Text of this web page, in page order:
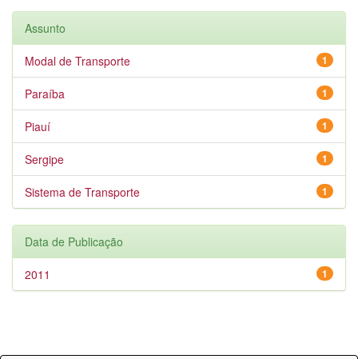
Assunto
1
Modal de Transporte
1
Paraíba
1
Piauí
1
Sergipe
1
Sistema de Transporte
Data de Publicação
1
2011